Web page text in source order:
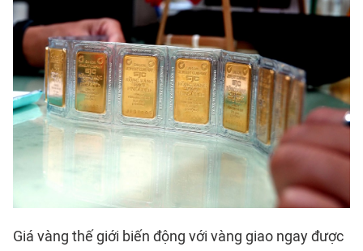
Giá vàng thế giới biến động với vàng giao ngay được